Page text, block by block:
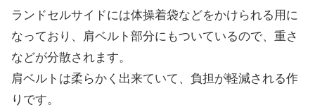
ランドセルサイドには体操着袋などをかけられる用に
なっており、肩ベルト部分にもついているので、重さ
などが分散されます。
肩ベルトは柔らかく出来ていて、負担が軽減される作
りです。